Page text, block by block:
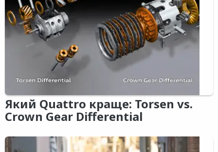
Який Quattro краще: Torsen vs.
Crown Gear Differential